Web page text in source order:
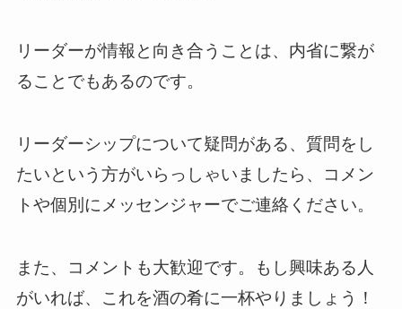
リーダーが情報と向き合うことは、内省に繋が
ることでもあるのです。
リーダーシップについて疑問がある、質問をし
たいという方がいらっしゃいましたら、コメン
トや個別にメッセンジャーでご連絡ください。
また、コメントも大歓迎です。もし興味ある人
がいれば、これを酒の肴に一杯やりましょう！